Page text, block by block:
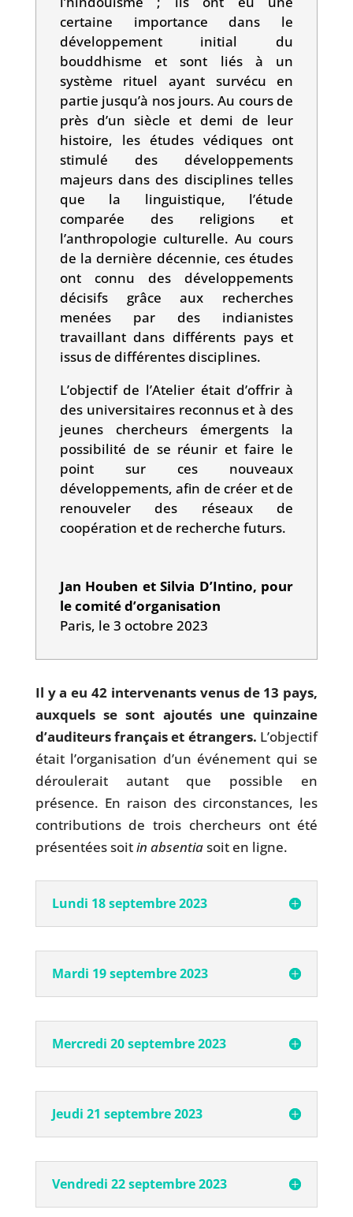
certaine importance dans le
développement initial du
bouddhisme et sont liés à un
système rituel ayant survécu en
partie jusqu’à nos jours. Au cours de
près d’un siècle et demi de leur
histoire, les études védiques ont
stimulé des développements
majeurs dans des disciplines telles
que la linguistique, l’étude
comparée des religions et
l’anthropologie culturelle. Au cours
de la dernière décennie, ces études
ont connu des développements
décisifs grâce aux recherches
menées par des indianistes
travaillant dans différents pays et
issus de différentes disciplines.
L’objectif de l’Atelier était d’offrir à
des universitaires reconnus et à des
jeunes chercheurs émergents la
possibilité de se réunir et faire le
point sur ces nouveaux
développements, afin de créer et de
renouveler des réseaux de
coopération et de recherche futurs.
Jan Houben et Silvia D’Intino, pour
le comité d’organisation
Paris, le 3 octobre 2023
Il y a eu 42 intervenants venus de 13 pays,
auxquels se sont ajoutés une quinzaine
d’auditeurs français et étrangers. L’objectif
était l’organisation d’un événement qui se
déroulerait autant que possible en
présence. En raison des circonstances, les
contributions de trois chercheurs ont été
présentées soitin absentiasoit en ligne.
Lundi 18 septembre 2023
Mardi 19 septembre 2023
Mercredi 20 septembre 2023
Jeudi 21 septembre 2023
Vendredi 22 septembre 2023